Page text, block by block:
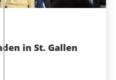
in St. Gallen